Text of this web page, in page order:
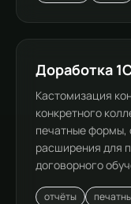
Доработка
Кастомизация
конкретного
печатные формы,
расширения для
договорного
отчёты